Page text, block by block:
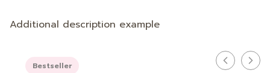
Additional description example
Bestseller